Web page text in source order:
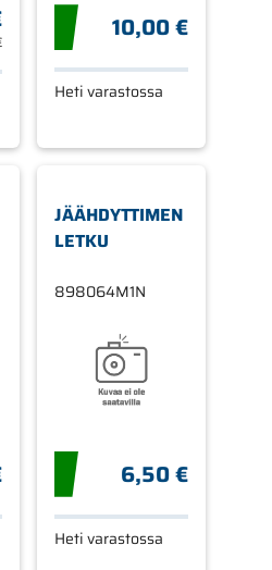
10,00 €
Heti varastossa
JÄÄHDYTTIMEN
LETKU
898064M1N
6,50 €
Heti varastossa